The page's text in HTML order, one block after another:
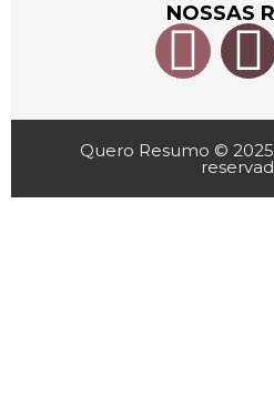
NOSSAS
Quero Resumo ©